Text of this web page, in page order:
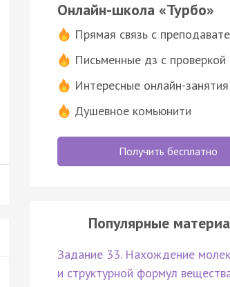
Онлайн-школа «Турбо»
Прямая связь с
Письменные дз с проверкой
Интересные онлайн-занятия
Душевное комьюнити
Получить бесплатно
Популярные
Задание 33. Нахождение
и структурной формул